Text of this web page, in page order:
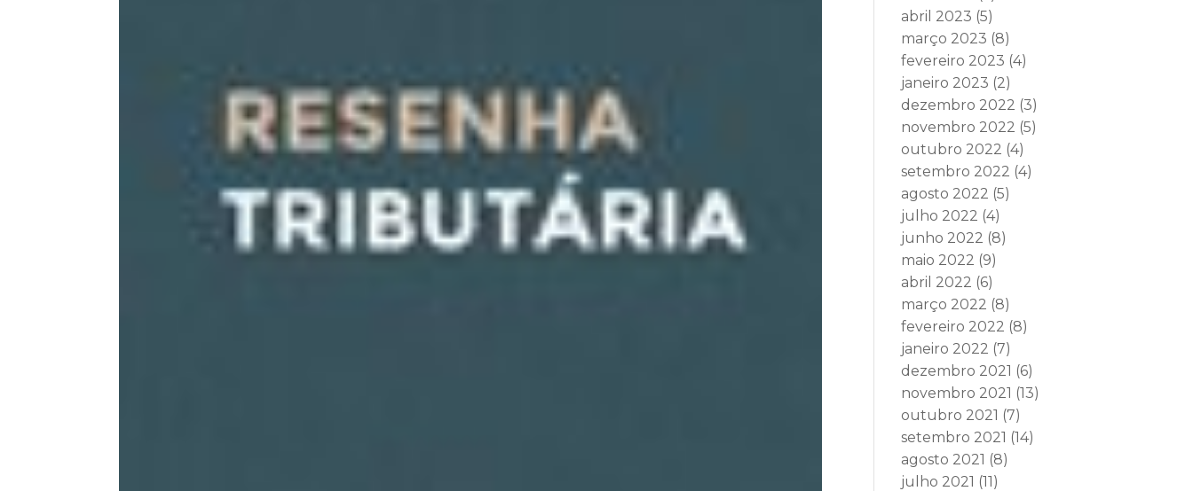
abril 2023 (5)
março 2023 (8)
fevereiro 2023 (4)
janeiro 2023 (2)
dezembro 2022 (3)
novembro 2022 (5)
outubro 2022 (4)
setembro 2022 (4)
agosto 2022 (5)
julho 2022 (4)
junho 2022 (8)
maio 2022 (9)
abril 2022 (6)
março 2022 (8)
fevereiro 2022 (8)
janeiro 2022 (7)
dezembro 2021 (6)
novembro 2021 (13)
outubro 2021 (7)
setembro 2021 (14)
agosto 2021 (8)
julho 2021 (11)